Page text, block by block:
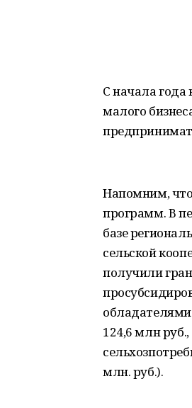
С начала года
малого
Напомним,
программ. В
базе
сельской
получили
124,6 млн
млн. руб.).